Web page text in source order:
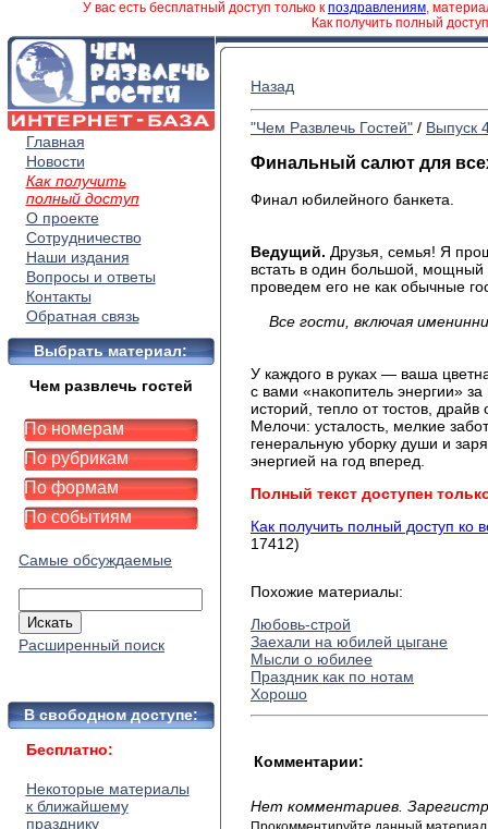
У вас есть бесплатный доступ только к поздравлениям,
Как получить полный
Главная
Новости
Как получить
полный доступ
О проекте
Сотрудничество
Наши издания
Вопросы и ответы
Контакты
Обратная связь
Выбрать материал:
Чем развлечь гостей
По номерам
По рубрикам
По формам
По событиям
Самые обсуждаемые
Расширенный поиск
В свободном доступе:
Бесплатно:
Некоторые материалы
к ближайшему
празднику
Назад
"Чем Развлечь Гостей" / Выпуск
Финальный салют для
Финал юбилейного банкета.
Ведущий. Друзья, семья! Я
встать в один большой,
проведем его не как обычные
Все гости, включая
У каждого в руках — ваша
с вами «накопитель энергии»
историй, тепло от тостов,
Мелочи: усталость, мелкие
генеральную уборку души и
энергией на год вперед.
Полный текст доступен
Как получить полный доступ ко
17412)
Похожие материалы:
Любовь-строй
Заехали на юбилей цыгане
Мысли о юбилее
Праздник как по нотам
Хорошо
Комментарии:
Нет комментариев.